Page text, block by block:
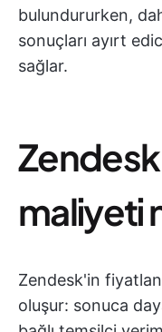
bulundururken,
sonuçları ayırt
sağlar.
maliyeti
Zendesk'in
oluşur: sonuca